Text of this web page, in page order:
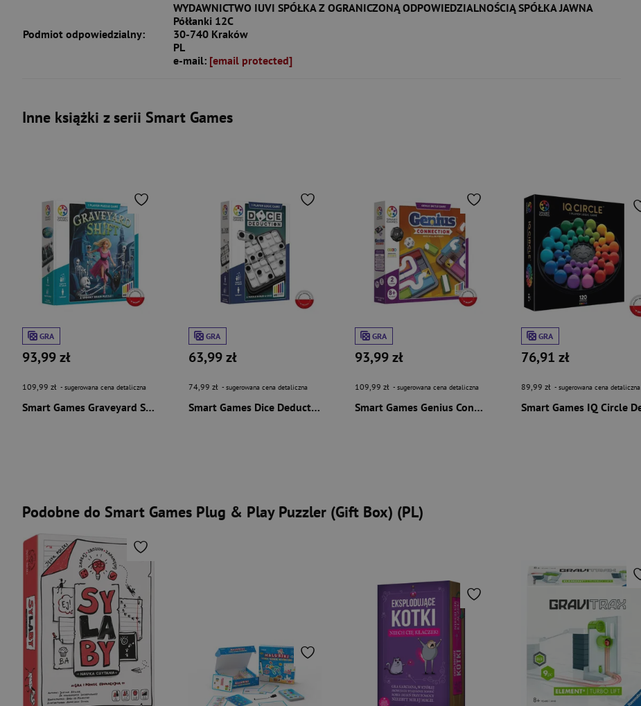
Podmiot odpowiedzialny:
WYDAWNICTWO IUVI SPÓŁKA Z OGRANICZONĄ ODPOWIEDZIALNOŚCIĄ SPÓŁKA JAWNA
Półłanki 12C
30-740 Kraków
PL
e-mail: [email protected]
Inne książki z serii Smart Games
GRA
93,99 zł
109,99 zł - sugerowana cena detaliczna
Smart Games Graveyard Shift (ENG) IUVI Games
GRA
63,99 zł
74,99 zł - sugerowana cena detaliczna
Smart Games Dice Deduction (ENG) IUVI Games
GRA
93,99 zł
109,99 zł - sugerowana cena detaliczna
Smart Games Genius Connection (ENG) IUVI Games
GRA
76,91 zł
89,99 zł - sugerowana cena detaliczna
Podobne do Smart Games Plug & Play Puzzler (Gift Box) (PL)